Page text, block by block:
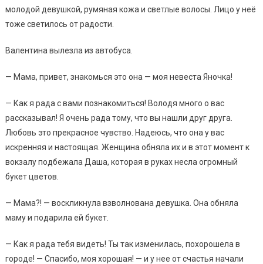
молодой девушкой, румяная кожа и светлые волосы. Лицо у неё
тоже светилось от радости.
Валентина вылезла из автобуса.
— Мама, привет, знакомься это она — моя невеста Яночка!
— Как я рада с вами познакомиться! Володя много о вас
рассказывал! Я очень рада тому, что вы нашли друг друга.
Любовь это прекрасное чувство. Надеюсь, что она у вас
искренняя и настоящая. Женщина обняла их и в этот момент к
вокзалу подбежала Даша, которая в руках несла огромный
букет цветов.
— Мама?! — воскликнула взволнована девушка. Она обняла
маму и подарила ей букет.
— Как я рада тебя видеть! Ты так изменилась, похорошела в
городе! — Спасибо, моя хорошая! — и у нее от счастья начали